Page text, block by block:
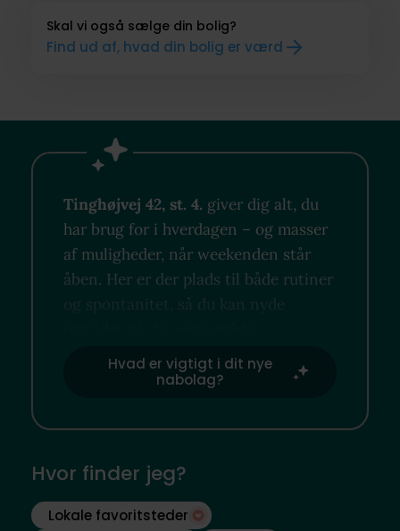
Skal vi også sælge din bolig?
Find ud af, hvad din bolig er værd
Tinghøjvej 42, st. 4. giver dig alt, du
har brug for i hverdagen – og masser
af muligheder, når weekenden står
åben. Her er der plads til både rutiner
og spontanitet, så du kan nyde
Hvad er vigtigt i dit nye
nabolag?
Hvor finder jeg?
Lokale favoritsteder